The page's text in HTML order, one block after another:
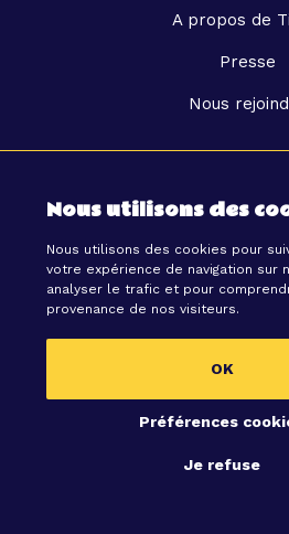
Nous utilisons des
Nous utilisons des cookies pour
votre expérience de navigation sur
analyser le trafic et pour
provenance de nos visiteurs.
OK
Je refuse
Préférences
A propos de
Presse
Nous
Devenez
Contactez-
06 49 42 65
Ou par email